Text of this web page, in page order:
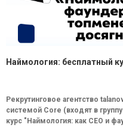
Наймология: бесплатный
Рекрутинговое агентство
системой Core (входят в
курс "Наймология: как СEO и